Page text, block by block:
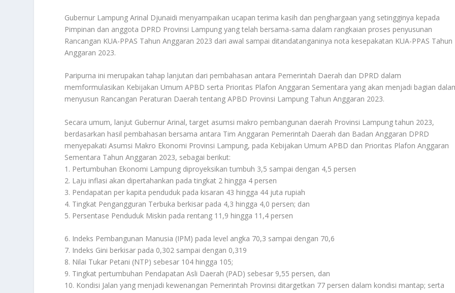
Gubernur Lampung Arinal Djunaidi menyampaikan ucapan terima kasih dan penghargaan yang setingginya kepada
Pimpinan dan anggota DPRD Provinsi Lampung yang telah bersama-sama dalam rangkaian proses penyusunan
Rancangan KUA-PPAS Tahun Anggaran 2023 dari awal sampai ditandatanganinya nota kesepakatan KUA-PPAS Tahun
Anggaran 2023.
Paripurna ini merupakan tahap lanjutan dari pembahasan antara Pemerintah Daerah dan DPRD dalam
memformulasikan Kebijakan Umum APBD serta Prioritas Plafon Anggaran Sementara yang akan menjadi bagian
menyusun Rancangan Peraturan Daerah tentang APBD Provinsi Lampung Tahun Anggaran 2023.
Secara umum, lanjut Gubernur Arinal, target asumsi makro pembangunan daerah Provinsi Lampung tahun 2023,
berdasarkan hasil pembahasan bersama antara Tim Anggaran Pemerintah Daerah dan Badan Anggaran DPRD
menyepakati Asumsi Makro Ekonomi Provinsi Lampung, pada Kebijakan Umum APBD dan Prioritas Plafon Anggaran
Sementara Tahun Anggaran 2023, sebagai berikut:
1. Pertumbuhan Ekonomi Lampung diproyeksikan tumbuh 3,5 sampai dengan 4,5 persen
2. Laju inflasi akan dipertahankan pada tingkat 2 hingga 4 persen
3. Pendapatan per kapita penduduk pada kisaran 43 hingga 44 juta rupiah
4. Tingkat Pengangguran Terbuka berkisar pada 4,3 hingga 4,0 persen; dan
5. Persentase Penduduk Miskin pada rentang 11,9 hingga 11,4 persen
6. Indeks Pembangunan Manusia (IPM) pada level angka 70,3 sampai dengan 70,6
7. Indeks Gini berkisar pada 0,302 sampai dengan 0,319
8. Nilai Tukar Petani (NTP) sebesar 104 hingga 105;
9. Tingkat pertumbuhan Pendapatan Asli Daerah (PAD) sebesar 9,55 persen, dan
10. Kondisi Jalan yang menjadi kewenangan Pemerintah Provinsi ditargetkan 77 persen dalam kondisi mantap; serta